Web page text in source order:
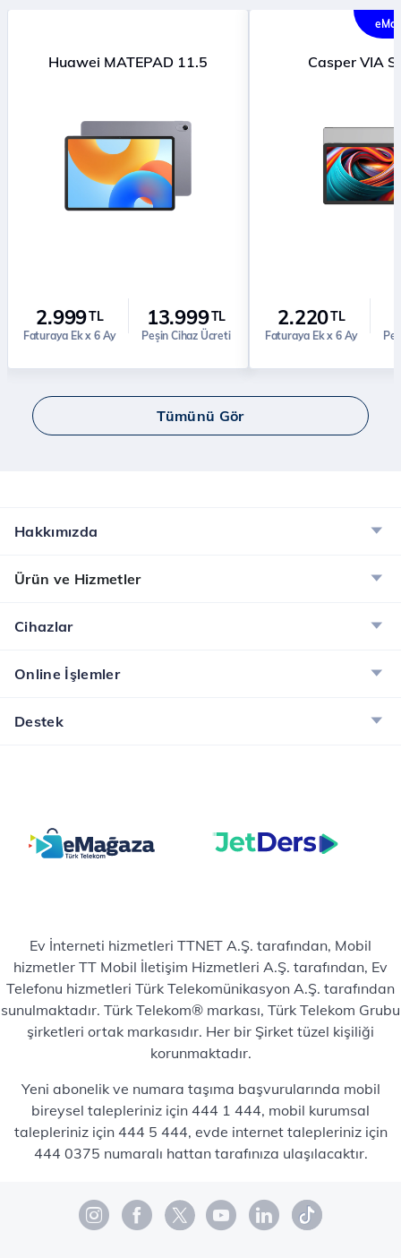
Huawei MATEPAD 11.5
2.999TL
Faturaya Ek x 6 Ay
13.999TL
Peşin Cihaz Ücreti
Casper VIA
2.220TL
Faturaya Ek x 6 Ay
Tümünü Gör
Hakkımızda
Ürün ve Hizmetler
Cihazlar
Online İşlemler
Destek
Ev İnterneti hizmetleri TTNET A.Ş. tarafından, Mobil
hizmetler TT Mobil İletişim Hizmetleri A.Ş. tarafından, Ev
Telefonu hizmetleri Türk Telekomünikasyon A.Ş. tarafından
sunulmaktadır. Türk Telekom® markası, Türk Telekom Grubu
şirketleri ortak markasıdır. Her bir Şirket tüzel kişiliği
korunmaktadır.
Yeni abonelik ve numara taşıma başvurularında mobil
bireysel talepleriniz için 444 1 444, mobil kurumsal
talepleriniz için 444 5 444, evde internet talepleriniz için
444 0375 numaralı hattan tarafınıza ulaşılacaktır.